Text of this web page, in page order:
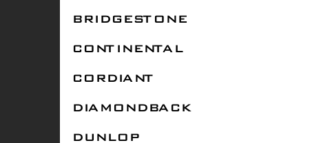
BRIDGESTONE
CONTINENTAL
CORDIANT
DIAMONDBACK
DUNLOP